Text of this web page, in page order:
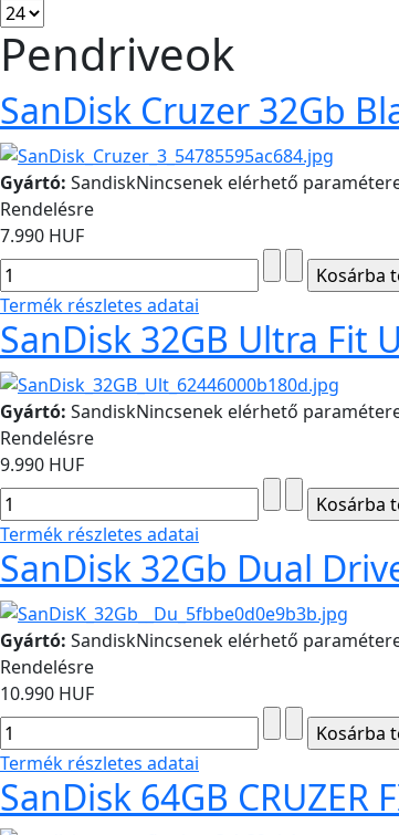
Pendriveok
SanDisk Cruzer 32Gb
Gyártó: SandiskNincsenek elérhető
Rendelésre
7.990 HUF
Termék részletes adatai
SanDisk 32GB Ultra Fit
Gyártó: SandiskNincsenek elérhető
Rendelésre
9.990 HUF
Termék részletes adatai
SanDisk 32Gb Dual
Gyártó: SandiskNincsenek elérhető
Rendelésre
10.990 HUF
Termék részletes adatai
SanDisk 64GB CRUZER